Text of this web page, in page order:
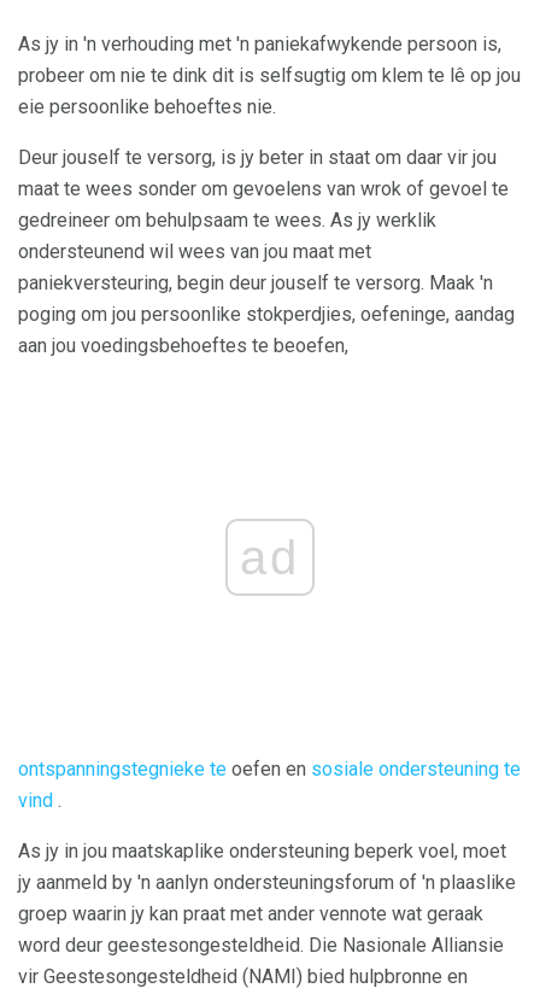
As jy in 'n verhouding met 'n paniekafwykende persoon is,
probeer om nie te dink dit is selfsugtig om klem te lê op jou
eie persoonlike behoeftes nie.
Deur jouself te versorg, is jy beter in staat om daar vir jou
maat te wees sonder om gevoelens van wrok of gevoel te
gedreineer om behulpsaam te wees. As jy werklik
ondersteunend wil wees van jou maat met
paniekversteuring, begin deur jouself te versorg. Maak 'n
poging om jou persoonlike stokperdjies, oefeninge, aandag
aan jou voedingsbehoeftes te beoefen,
ad
ontspanningstegnieke te oefen en sosiale ondersteuning te
vind .
As jy in jou maatskaplike ondersteuning beperk voel, moet
jy aanmeld by 'n aanlyn ondersteuningsforum of 'n plaaslike
groep waarin jy kan praat met ander vennote wat geraak
word deur geestesongesteldheid. Die Nasionale Alliansie
vir Geestesongesteldheid (NAMI) bied hulpbronne en